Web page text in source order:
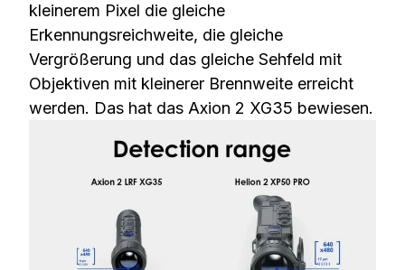
kleinerem Pixel die gleiche
Erkennungsreichweite, die gleiche
Vergrößerung und das gleiche Sehfeld mit
Objektiven mit kleinerer Brennweite erreicht
werden. Das hat das Axion 2 XG35 bewiesen.